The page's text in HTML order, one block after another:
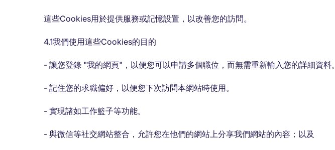
這些Cookies用於提供服務或記憶設置，以改善您的訪問。
4.1我們使用這些Cookies的目的
- 讓您登錄 "我的網頁"，以便您可以申請多個職位，而無需重新輸入您的詳細資料。
- 記住您的求職偏好，以便您下次訪問本網站時使用。
- 實現諸如工作籃子等功能。
- 與微信等社交網站整合，允許您在他們的網站上分享我們網站的內容；以及